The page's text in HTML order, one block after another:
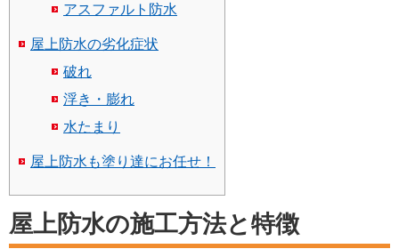
アスファルト防水
屋上防水の劣化症状
破れ
浮き・膨れ
水たまり
屋上防水も塗り達にお任せ！
屋上防水の施工方法と特徴